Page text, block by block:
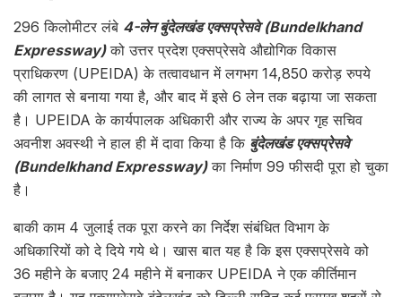
296 किलोमीटर लंबे 4-लेन बुंदेलखंड एक्सप्रेसवे (Bundelkhand
Expressway)को उत्तर प्रदेश एक्सप्रेसवे औद्योगिक विकास
प्राधिकरण (UPEIDA) के तत्वावधान में लगभग 14,850 करोड़ रुपये
की लागत से बनाया गया है, और बाद में इसे 6 लेन तक बढ़ाया जा सकता
है। UPEIDA के कार्यपालक अधिकारी और राज्य के अपर गृह सचिव
अवनीश अवस्थी ने हाल ही में दावा किया है कि बुंदेलखंड एक्सप्रेसवे
(Bundelkhand Expressway)का निर्माण 99 फीसदी पूरा हो चुका
है।
बाकी काम 4 जुलाई तक पूरा करने का निर्देश संबंधित विभाग के
अधिकारियों को दे दिये गये थे। खास बात यह है कि इस एक्सप्रेसवे को
36 महीने के बजाए 24 महीने में बनाकर UPEIDA ने एक कीर्तिमान